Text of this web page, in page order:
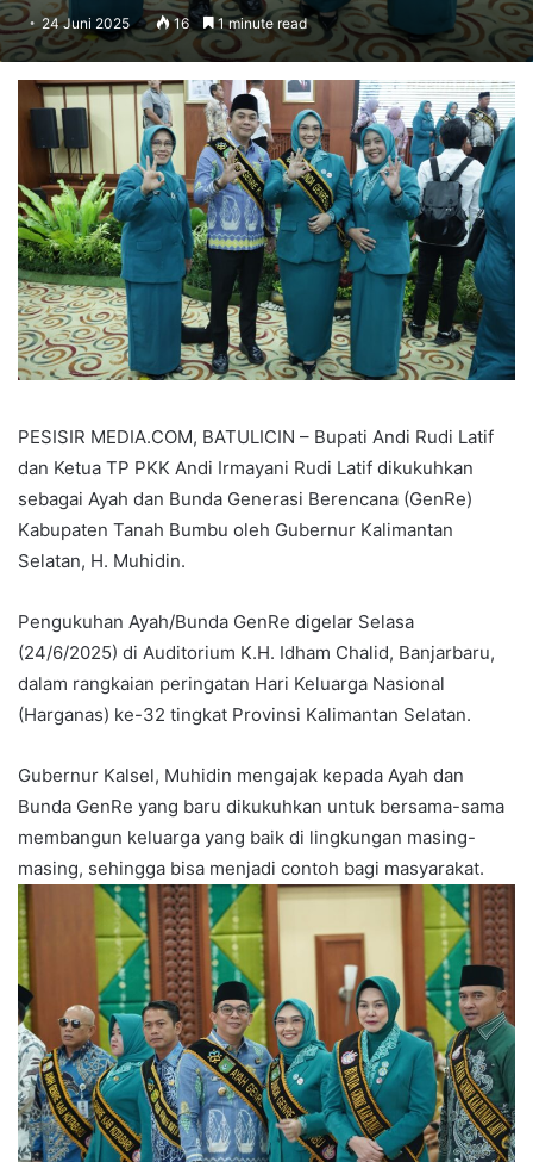
24 Juni 2025 16 1 minute read
PESISIR MEDIA.COM, BATULICIN – Bupati Andi Rudi Latif
dan Ketua TP PKK Andi Irmayani Rudi Latif dikukuhkan
sebagai Ayah dan Bunda Generasi Berencana (GenRe)
Kabupaten Tanah Bumbu oleh Gubernur Kalimantan
Selatan, H. Muhidin.
Pengukuhan Ayah/Bunda GenRe digelar Selasa
(24/6/2025) di Auditorium K.H. Idham Chalid, Banjarbaru,
dalam rangkaian peringatan Hari Keluarga Nasional
(Harganas) ke-32 tingkat Provinsi Kalimantan Selatan.
Gubernur Kalsel, Muhidin mengajak kepada Ayah dan
Bunda GenRe yang baru dikukuhkan untuk bersama-sama
membangun keluarga yang baik di lingkungan masing-
masing, sehingga bisa menjadi contoh bagi masyarakat.